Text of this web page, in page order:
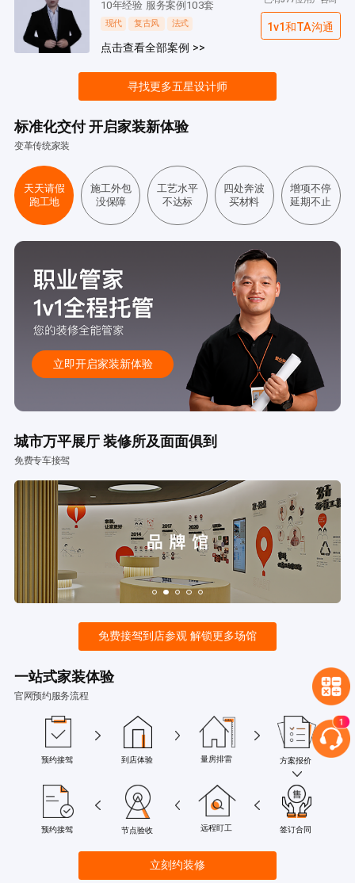
10年经验 服务案例103套
现代 复古风 法式
点击查看全部案例 >>
1v1和TA沟通
寻找更多五星设计师
标准化交付 开启家装新体验
变革传统家装
天天请假
跑工地
施工外包
没保障
工艺水平
不达标
四处奔波
买材料
增项不停
延期不止
立即开启家装新体验
城市万平展厅 装修所及面面俱到
免费专车接驾
免费接驾到店参观 解锁更多场馆
一站式家装体验
官网预约服务流程
预约接驾 到店体验 量房排雷 方案报价
预约接驾 节点验收 远程盯工 签订合同
立刻约装修